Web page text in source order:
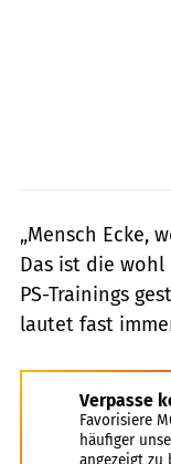
„Mensch Ecke,
Das ist die wohl
PS-Trainings
lautet fast
Verpasse
Favorisiere
häufiger
angezeigt zu